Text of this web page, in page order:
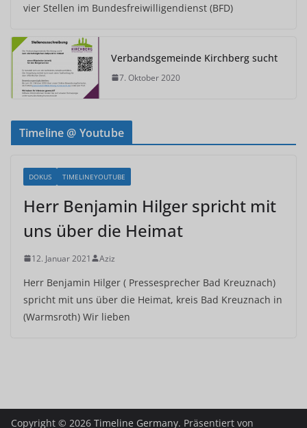
vier Stellen im Bundesfreiwilligendienst (BFD)
Verbandsgemeinde Kirchberg sucht
7. Oktober 2020
Timeline @ Youtube
DOKUS TIMELINEYOUTUBE
Herr Benjamin Hilger spricht mit
uns über die Heimat
12. Januar 2021 Aziz
Herr Benjamin Hilger ( Pressesprecher Bad Kreuznach)
spricht mit uns über die Heimat, kreis Bad Kreuznach in
(Warmsroth) Wir lieben
Copyright © 2026 Timeline Germany. Präsentiert von